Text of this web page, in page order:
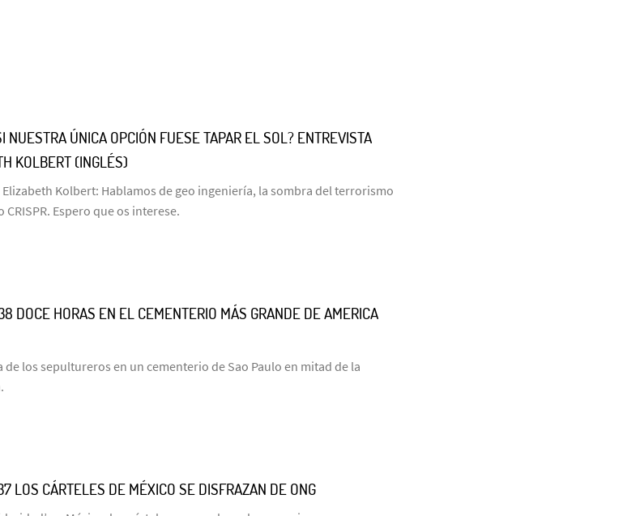
NUESTRA ÚNICA OPCIÓN FUESE TAPAR EL SOL? ENTREVISTA
KOLBERT (INGLÉS)
Elizabeth Kolbert: Hablamos de geo ingeniería, la sombra del terrorismo
CRISPR. Espero que os interese.
DOCE HORAS EN EL CEMENTERIO MÁS GRANDE DE AMERICA
de los sepultureros en un cementerio de Sao Paulo en mitad de la
LOS CÁRTELES DE MÉXICO SE DISFRAZAN DE ONG